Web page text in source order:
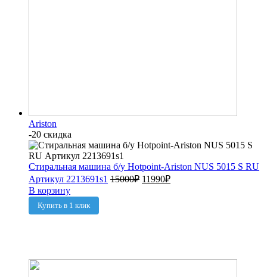
Ariston
-20 скидка
Стиральная машина б/у Hotpoint-Ariston NUS 5015 S RU
Артикул 2213691s1 15000₽ 11990₽
В корзину
Купить в 1 клик